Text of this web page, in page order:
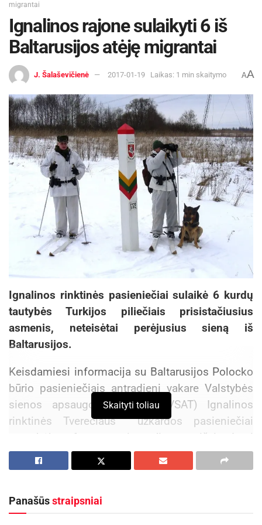
migrantai
Ignalinos rajone sulaikyti 6 iš
Baltarusijos atėję migrantai
J. Šalaševičienė 2017-01-19 Laikas: 1 min skaitymo AA
Ignalinos rinktinės pasieniečiai sulaikė 6 kurdų
tautybės Turkijos piliečiais prisistačiusius
asmenis, neteisėtai perėjusius sieną iš
Baltarusijos.
Keisdamiesi informacija su Baltarusijos Polocko
būrio pasieniečiais antradienį vakare Valstybės
sienos apsaugos tarnybos (VSAT) Ignalinos
rinktinės Tverečiaus užkardos pasieniečiai
pastebėjo 6 asmenis. Jie pasišviesdami
žibintuvėliais tamsoje ėjo lauku Ignalinos rajono
Vosiūnų kaimo prieigose, maždaug už 300 metrų
Aktualios
Skaityti toliau
Panašūsstraipsniai